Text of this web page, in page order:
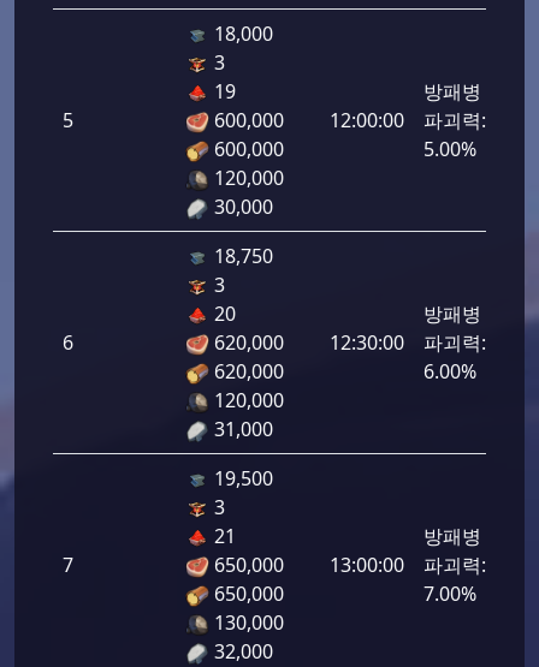
5
18,000
3
19
600,000
600,000
120,000
30,000
12:00:00
방패병
파괴력:
5.00%
6
18,750
3
20
620,000
620,000
120,000
31,000
12:30:00
방패병
파괴력:
6.00%
7
19,500
3
21
650,000
650,000
130,000
32,000
13:00:00
방패병
파괴력:
7.00%